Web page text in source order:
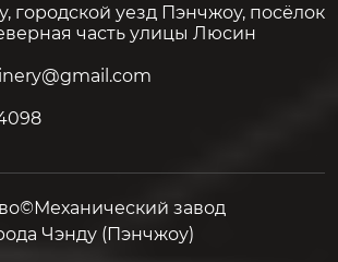
городской уезд Пэнчжоу, посёлок
часть улицы Люсин
завод
Чэнду (Пэнчжоу)